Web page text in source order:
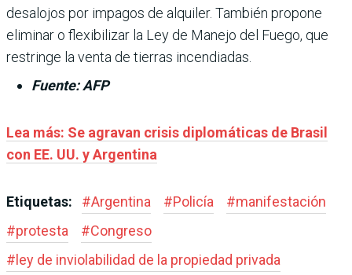
desalojos por impagos de alquiler. También propone
eliminar o flexibilizar la Ley de Manejo del Fuego, que
restringe la venta de tierras incendiadas.
Fuente: AFP
Lea más: Se agravan crisis diplomáticas de Brasil
con EE. UU. y Argentina
Etiquetas: #Argentina #Policía #manifestación
#protesta #Congreso
# ley de inviolabilidad de la propiedad privada